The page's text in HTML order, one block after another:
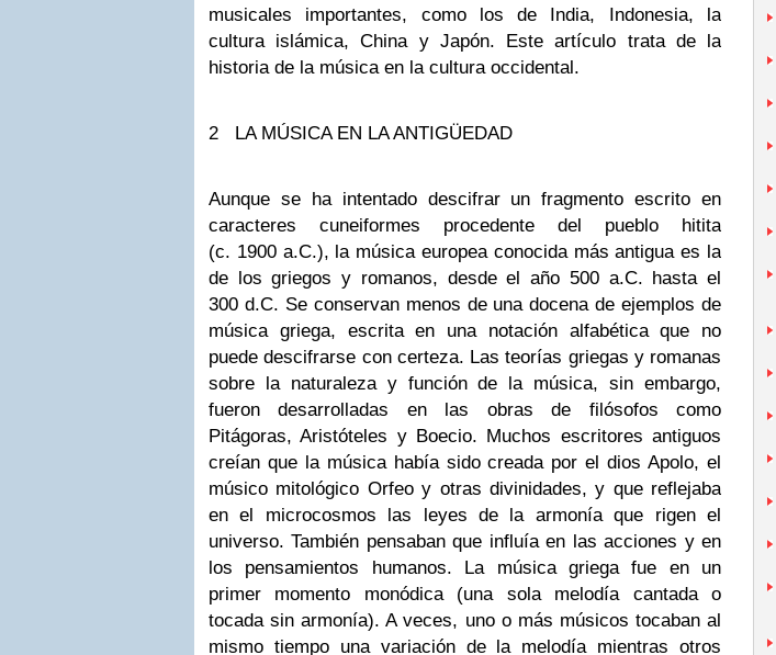
musicales importantes, como los de India, Indonesia, la
cultura islámica, China y Japón. Este artículo trata de la
historia de la música en la cultura occidental.
2 LA MÚSICA EN LA ANTIGÜEDAD
Aunque se ha intentado descifrar un fragmento escrito en
caracteres cuneiformes procedente del pueblo hitita
(c. 1900 a.C.), la música europea conocida más antigua es la
de los griegos y romanos, desde el año 500 a.C. hasta el
300 d.C. Se conservan menos de una docena de ejemplos de
música griega, escrita en una notación alfabética que no
puede descifrarse con certeza. Las teorías griegas y romanas
sobre la naturaleza y función de la música, sin embargo,
fueron desarrolladas en las obras de filósofos como
Pitágoras, Aristóteles y Boecio. Muchos escritores antiguos
creían que la música había sido creada por el dios Apolo, el
músico mitológico Orfeo y otras divinidades, y que reflejaba
en el microcosmos las leyes de la armonía que rigen el
universo. También pensaban que influía en las acciones y en
los pensamientos humanos. La música griega fue en un
primer momento monódica (una sola melodía cantada o
tocada sin armonía). A veces, uno o más músicos tocaban al
mismo tiempo una variación de la melodía mientras otros